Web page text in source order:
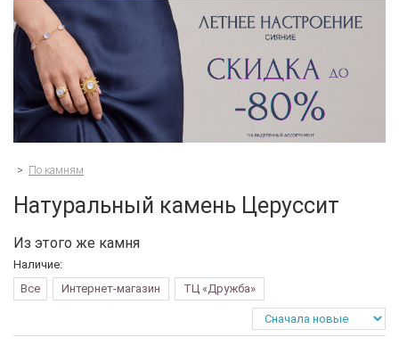
> По камням
Натуральный камень Церуссит
Из этого же камня
Наличие:
Все
Интернет-магазин ТЦ «Дружба»